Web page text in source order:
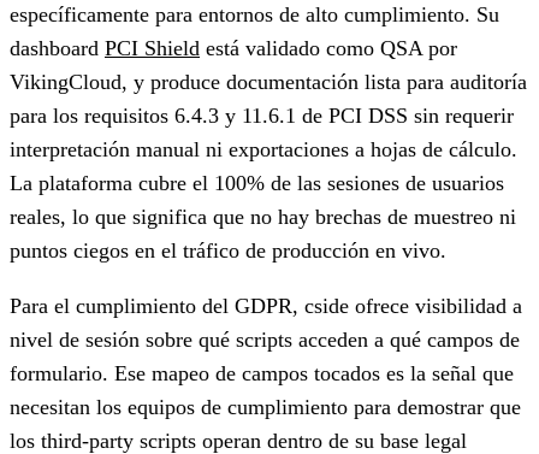
específicamente para entornos de alto cumplimiento. Su
dashboard PCI Shield está validado como QSA por
VikingCloud, y produce documentación lista para auditoría
para los requisitos 6.4.3 y 11.6.1 de PCI DSS sin requerir
interpretación manual ni exportaciones a hojas de cálculo.
La plataforma cubre el 100% de las sesiones de usuarios
reales, lo que significa que no hay brechas de muestreo ni
puntos ciegos en el tráfico de producción en vivo.
Para el cumplimiento del GDPR, cside ofrece visibilidad a
nivel de sesión sobre qué scripts acceden a qué campos de
formulario. Ese mapeo de campos tocados es la señal que
necesitan los equipos de cumplimiento para demostrar que
los third-party scripts operan dentro de su base legal